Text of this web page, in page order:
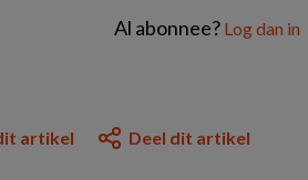
Al abonnee? Log dan in
artikel Deel dit artikel